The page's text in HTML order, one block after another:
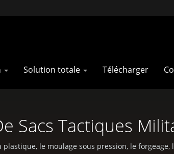
Solution totale Télécharger
Sacs Tactiques
| Pan Taiwan
le moulage sous pression, le forgeage,